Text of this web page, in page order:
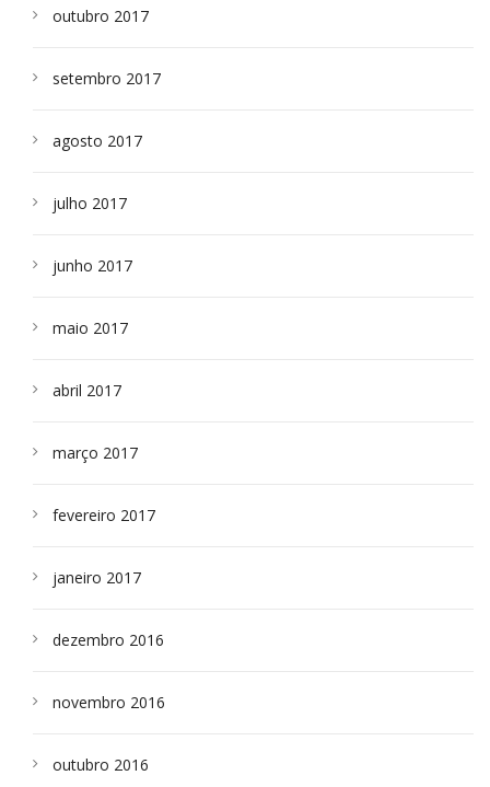
outubro 2017
setembro 2017
agosto 2017
julho 2017
junho 2017
maio 2017
abril 2017
março 2017
fevereiro 2017
janeiro 2017
dezembro 2016
novembro 2016
outubro 2016